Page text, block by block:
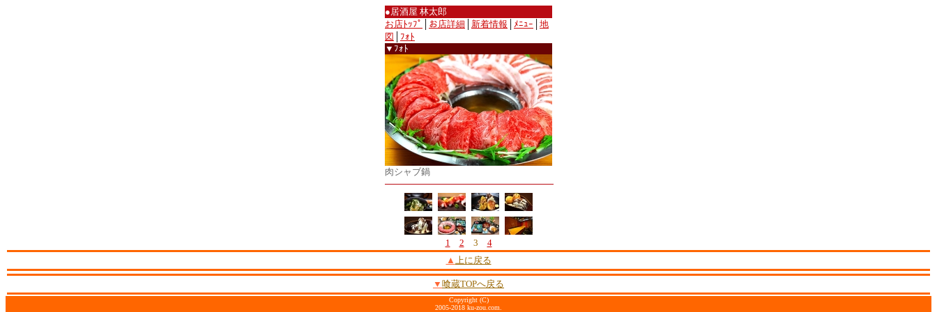
●居酒屋 林太郎
お店ﾄｯﾌﾟ
お店詳細 新着情報 ﾒﾆｭｰ
地
図
ﾌｫﾄ
▼ﾌｫﾄ
肉シャブ鍋
1 2 3 4
▲ 上に戻る
▼ 喰蔵TOPへ戻る
Copyright (C)
2005-2018 ku-zou.com.